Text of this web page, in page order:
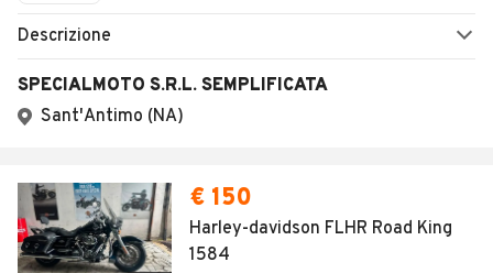
Descrizione
SPECIALMOTO S.R.L. SEMPLIFICATA
Sant'Antimo (NA)
€ 150
Harley-davidson FLHR Road King
1584